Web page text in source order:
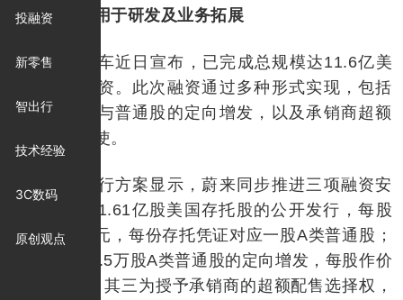
投融资
新零售
智出行
技术经验
3C数码
原创观点
所得款项将用于研发及业务拓展
蔚来汽车近日宣布，已完成总规模达11.6亿美
元的股权融资。此次融资通过多种形式实现，包括
美国存托股与普通股的定向增发，以及承销商超额
配售权的行使。
具体发行方案显示，蔚来同步推进三项融资安
排：其一为1.61亿股美国存托股的公开发行，每股
定价5.57美元，每份存托凭证对应一股A类普通股；
其二为2099.5万股A类普通股的定向增发，每股作价
43.36港元；其三为授予承销商的超额配售选择权，